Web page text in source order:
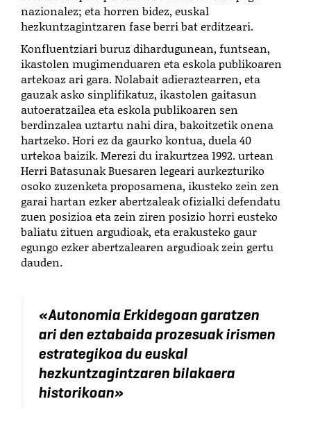
nazionalez; eta horren bidez, euskal
hezkuntzagintzaren fase berri bat erditzeari.
Konfluentziari buruz dihardugunean, funtsean,
ikastolen mugimenduaren eta eskola publikoaren
artekoaz ari gara. Nolabait adieraztearren, eta
gauzak asko sinplifikatuz, ikastolen gaitasun
autoeratzailea eta eskola publikoaren sen
berdinzalea uztartu nahi dira, bakoitzetik onena
hartzeko. Hori ez da gaurko kontua, duela 40
urtekoa baizik. Merezi du irakurtzea 1992. urtean
Herri Batasunak Buesaren legeari aurkezturiko
osoko zuzenketa proposamena, ikusteko zein zen
garai hartan ezker abertzaleak ofizialki defendatu
zuen posizioa eta zein ziren posizio horri eusteko
baliatu zituen argudioak, eta erakusteko gaur
egungo ezker abertzalearen argudioak zein gertu
dauden.
«Autonomia Erkidegoan garatzen
ari den eztabaida prozesuak irismen
estrategikoa du euskal
hezkuntzagintzaren bilakaera
historikoan»